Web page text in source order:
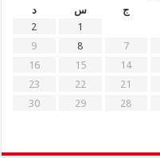
ج س
د
1
2
7
8
9
14
15
16
21
22
23
28
29
30